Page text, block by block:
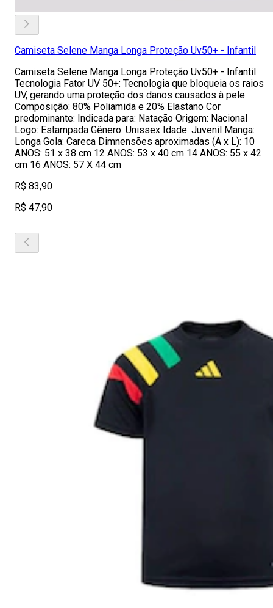
Camiseta Selene Manga Longa Proteção Uv50+ - Infantil
Camiseta Selene Manga Longa Proteção Uv50+ - Infantil
Tecnologia Fator UV 50+: Tecnologia que bloqueia os raios
UV, gerando uma proteção dos danos causados à pele.
Composição: 80% Poliamida e 20% Elastano Cor
predominante: Indicada para: Natação Origem: Nacional
Logo: Estampada Gênero: Unissex Idade: Juvenil Manga:
Longa Gola: Careca Dimnensões aproximadas (A x L): 10
ANOS: 51 x 38 cm 12 ANOS: 53 x 40 cm 14 ANOS: 55 x 42
cm 16 ANOS: 57 X 44 cm
R$ 83,90
R$ 47,90